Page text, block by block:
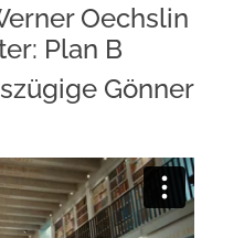
Oechslin
Plan B
Gönner